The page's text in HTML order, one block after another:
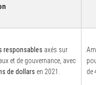
responsables axés sur
et de gouvernance, avec
de dollars en 2021.
de